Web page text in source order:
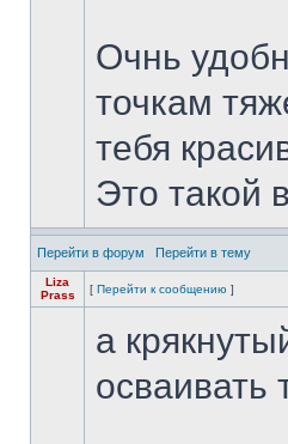
Очнь
точкам
тебя
Это такой
Перейти в форум Перейти в тему
Liza
Prass
[ Перейти к сообщению ]
а
осваивать